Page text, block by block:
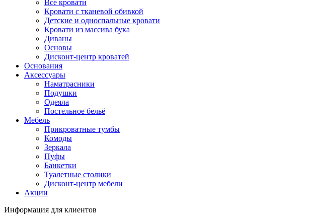
Все кровати
Кровати с тканевой обивкой
Детские и односпальные кровати
Кровати из массива бука
Диваны
Основы
Дисконт-центр кроватей
Основания
Аксессуары
Наматрасники
Подушки
Одеяла
Постельное бельё
Мебель
Прикроватные тумбы
Комоды
Зеркала
Пуфы
Банкетки
Туалетные столики
Дисконт-центр мебели
Акции
Информация для клиентов